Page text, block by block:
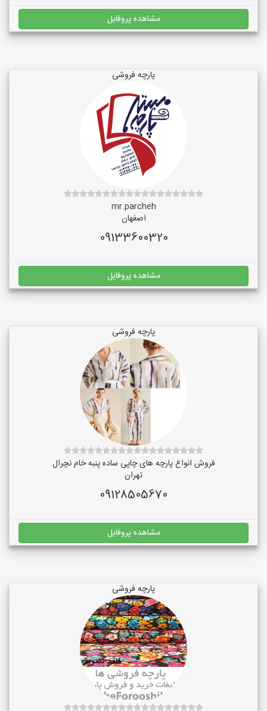
مشاهده پروفایل
پارچه فروشی
mr.parcheh
اصفهان
09133600320
مشاهده پروفایل
پارچه فروشی
فروش انواع پارچه های چاپی ساده پنبه خام نچرال
تهران
09128505670
مشاهده پروفایل
پارچه فروشی